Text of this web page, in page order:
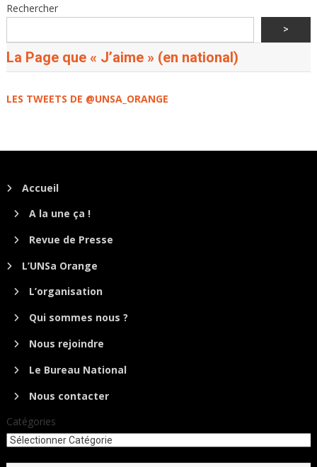
Rechercher
>
La Page que « J’aime » (en national)
LES TWEETS DE @UNSA_ORANGE
Accueil
A la une ça !
Revue de Presse
L’UNSa Orange
L’organisation
Qui sommes nous ?
Nous rejoindre
Le Bureau National
Nous contacter
Catégories